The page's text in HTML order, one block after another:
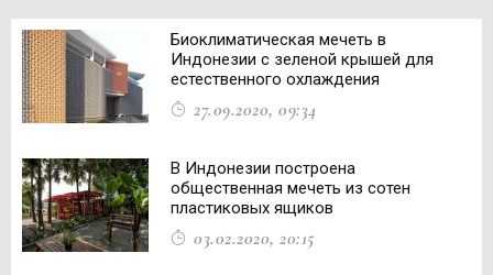
Биоклиматическая мечеть в
Индонезии с зеленой крышей для
естественного охлаждения
27.09.2020, 09:34
В Индонезии построена
общественная мечеть из сотен
пластиковых ящиков
03.02.2020, 20:15